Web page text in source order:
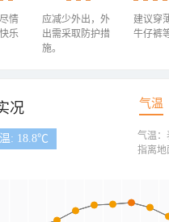
情
乐
应减少外出，外
出需采取防护措
施。
建议穿
牛仔裤
况 气温
: 18.8℃
气温：
指离地